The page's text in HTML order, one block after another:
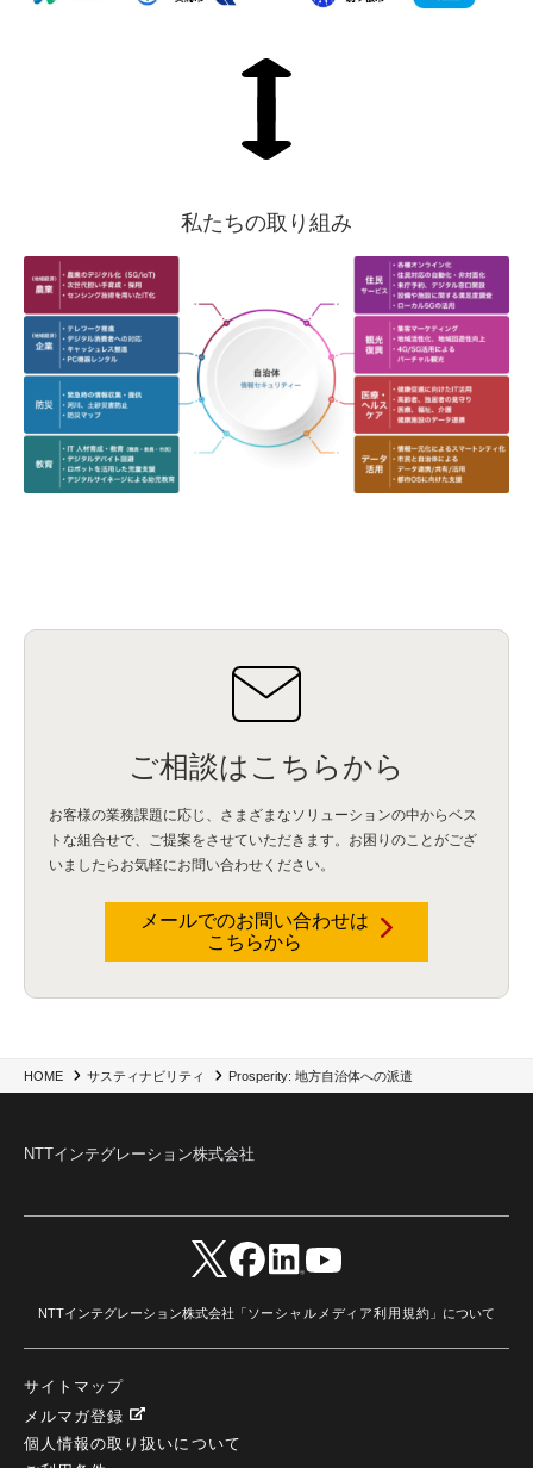
HOME サスティナビリティ Prosperity: 地方自治体への派遣
私たちの取り組み
ご相談はこちらから
お客様の業務課題に応じ、さまざまなソリューションの中からベス
トな組合せで、
ご提案をさせていただきます。お困りのことがござ
いましたらお気軽にお問い合わせください。
メールでのお問い合わせは
こちらから
NTTインテグレーション株式会社
NTTインテグレーション株式会社「ソーシャルメディア利用規約 」について
サイトマップ
メルマガ登録
個人情報の取り扱いについて